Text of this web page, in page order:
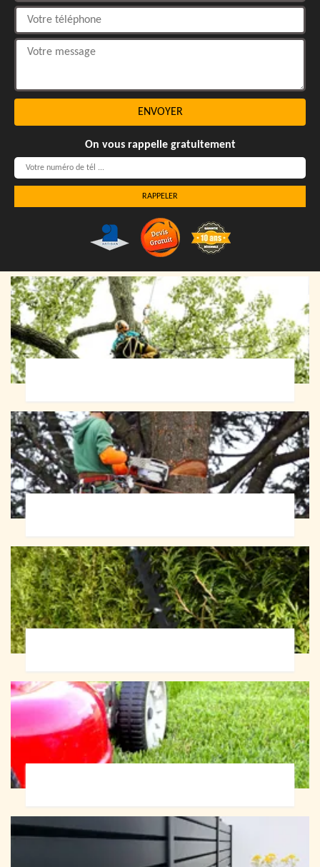
On vous rappelle gratuitement